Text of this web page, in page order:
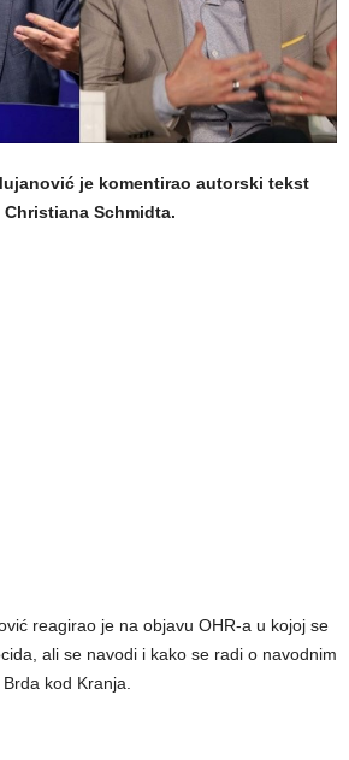
je komentirao autorski tekst
Schmidta.
reagirao je na objavu OHR-a u kojoj se
ali se navodi i kako se radi o navodnim
kod Kranja.